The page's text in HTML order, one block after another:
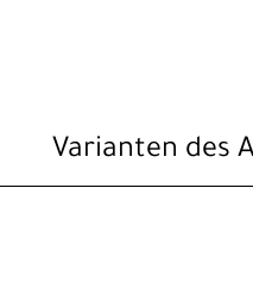
Varianten des